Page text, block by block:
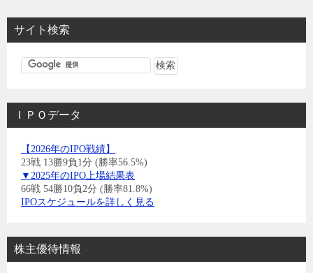
サイト検索
ＩＰＯデータ
【2026年のIPO戦績】
23戦 13勝9負1分 (勝率56.5%)
▼2025年のIPO上場結果表
66戦 54勝10負2分 (勝率81.8%)
IPOスケジュールを詳しく見る
株主優待情報